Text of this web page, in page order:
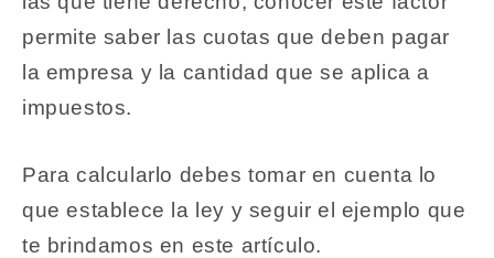
permite saber las cuotas que deben pagar
la empresa y la cantidad que se aplica a
impuestos.
Para calcularlo debes tomar en cuenta lo
que establece la ley y seguir el ejemplo que
te brindamos en este artículo.